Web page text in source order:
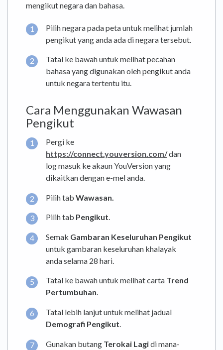
mengikut negara dan bahasa.
Pilih negara pada peta untuk melihat jumlah
pengikut yang anda ada di negara tersebut.
Tatal ke bawah untuk melihat pecahan
bahasa yang digunakan oleh pengikut anda
untuk negara tertentu itu.
Cara Menggunakan Wawasan
Pengikut
Pergi ke
https://connect.youversion.com/dan
log masuk ke akaun YouVersion yang
dikaitkan dengan e-mel anda.
Pilih tab Wawasan.
Pilih tab Pengikut.
Semak Gambaran Keseluruhan Pengikut
untuk gambaran keseluruhan khalayak
anda selama 28 hari.
Tatal ke bawah untuk melihat carta Trend
Pertumbuhan.
Tatal lebih lanjut untuk melihat jadual
Demografi Pengikut.
Gunakan butang Terokai Lagidi mana-